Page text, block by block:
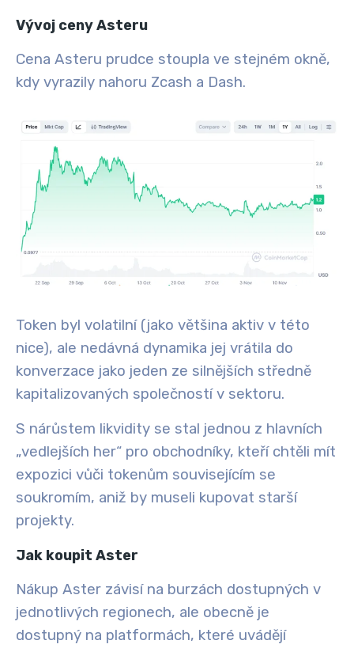
Vývoj ceny Asteru
Cena Asteru prudce stoupla ve stejném okně,
kdy vyrazily nahoru Zcash a Dash.
Token byl volatilní (jako většina aktiv v této
nice), ale nedávná dynamika jej vrátila do
konverzace jako jeden ze silnějších středně
kapitalizovaných společností v sektoru.
S nárůstem likvidity se stal jednou z hlavních
„vedlejších her“ pro obchodníky, kteří chtěli mít
expozici vůči tokenům souvisejícím se
soukromím, aniž by museli kupovat starší
projekty.
Jak koupit Aster
Nákup Aster závisí na burzách dostupných v
jednotlivých regionech, ale obecně je
dostupný na platformách, které uvádějí